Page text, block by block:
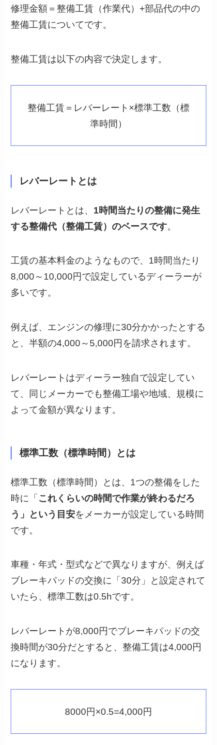
修理金額＝整備工賃（作業代）+部品代の中の
整備工賃についてです。
整備工賃は以下の内容で決定します。
整備工賃＝レバーレート×標準工数（標
準時間）
レバーレートとは
レバーレートとは、 1時間当たりの整備に発生
する整備代（整備工賃）のベースです。
工賃の基本料金のようなもので、1時間当たり
8,000～10,000円で設定しているディーラーが
多いです。
例えば、エンジンの修理に30分かかったとする
と、半額の4,000～5,000円を請求されます。
レバーレートはディーラー独自で設定してい
て、同じメーカーでも整備工場や地域、規模に
よって金額が異なります。
標準工数（標準時間）とは
標準工数（標準時間）とは、1つの整備をした
時に「これくらいの時間で作業が終わるだろ
う」という目安をメーカーが設定している時間
です。
車種・年式・型式などで異なりますが、例えば
ブレーキパッドの交換に「30分」と設定されて
いたら、標準工数は0.5hです。
レバーレートが8,000円でブレーキパッドの交
換時間が30分だとすると、整備工賃は4,000円
になります。
8000円×0.5=4,000円